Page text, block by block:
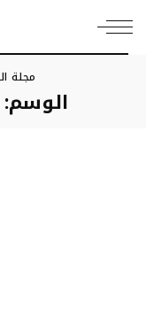
مجلة
الوسم: